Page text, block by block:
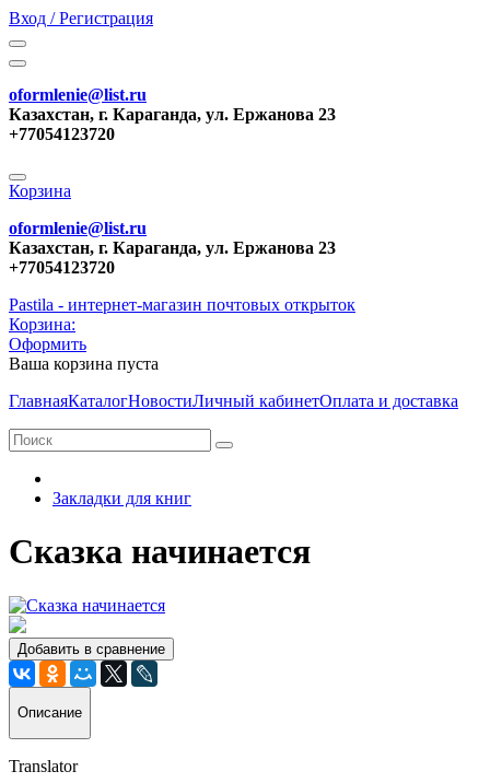
Вход / Регистрация
oformlenie@list.ru
Казахстан, г. Караганда, ул. Ержанова 23
+77054123720
Корзина
oformlenie@list.ru
Казахстан, г. Караганда, ул. Ержанова 23
+77054123720
Pastila - интернет-магазин почтовых открыток
Корзина:
Оформить
Ваша корзина пуста
ГлавнаяКаталогНовостиЛичный кабинетОплата и доставка
Закладки для книг
Сказка начинается
Добавить в сравнение
Описание
Translator